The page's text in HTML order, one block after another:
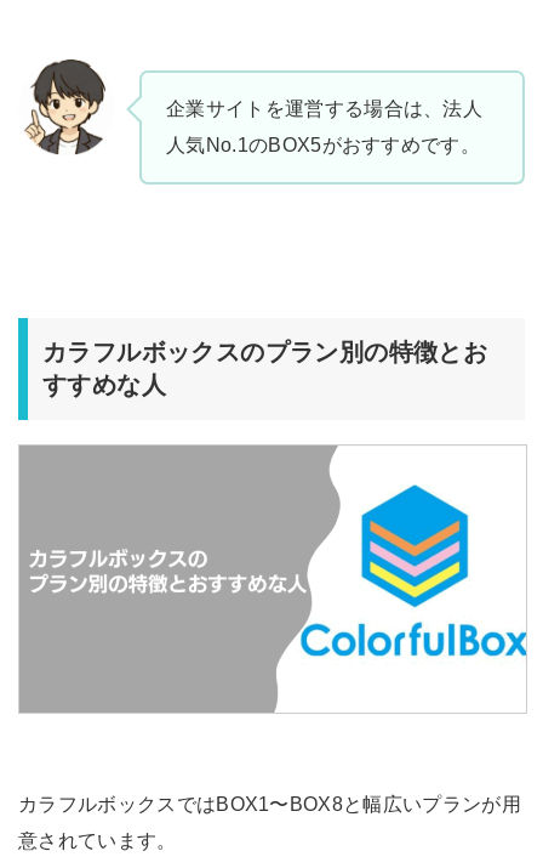
企業サイトを運営する場合は、法人
人気No.1のBOX5がおすすめです。
カラフルボックスのプラン別の特徴とお
すすめな人
カラフルボックスではBOX1〜BOX8と幅広いプランが用
意されています。